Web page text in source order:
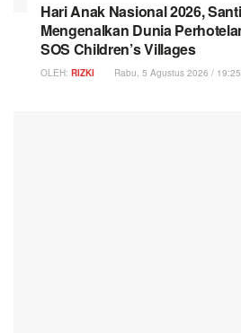
Hari Anak Nasional 2026,
Mengenalkan Dunia
SOS Children’s Villages
OLEH: RIZKI Rabu, 5 Agustus 2026 /